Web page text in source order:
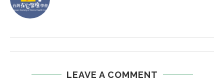
LEAVE A COMMENT